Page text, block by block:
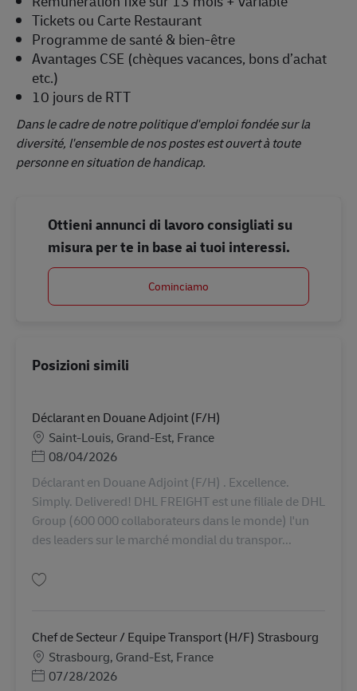
Tickets ou Carte Restaurant
Programme de santé & bien-être
Avantages CSE (chèques vacances, bons d’achat
etc.)
10 jours de RTT
Dans le cadre de notre politique d'emploi fondée sur la
diversité, l'ensemble de nos postes est ouvert à toute
personne en situation de handicap.
Ottieni annunci di lavoro consigliati su
misura per te in base ai tuoi interessi.
Cominciamo
Posizioni simili
Déclarant en Douane Adjoint (F/H)
SedeSaint-Louis, Grand-Est, France
Posted Date
08/04/2026
Déclarant en Douane Adjoint (F/H) . Excellence.
Simply. Delivered! DHL FREIGHT est une filiale de DHL
Group (600 000 collaborateurs dans le monde) l'un
des leaders sur le marché mondial du transpor...
Chef de Secteur / Equipe Transport (H/F) Strasbourg
SedeStrasbourg, Grand-Est, France
Posted Date
07/28/2026